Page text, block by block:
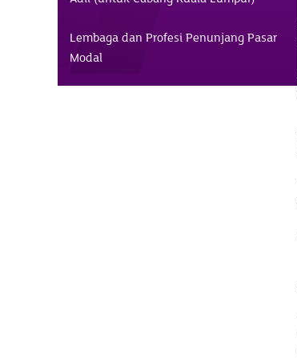
Lembaga dan Profesi Penunjang Pasar
Modal